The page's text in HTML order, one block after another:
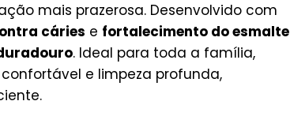
mais prazerosa. Desenvolvido com
cáries e fortalecimento do esmalte
. Ideal para toda a família,
e limpeza profunda,